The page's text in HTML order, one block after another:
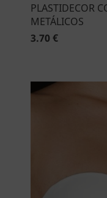
PLASTIDECOR
METÁLICOS
3.70 €